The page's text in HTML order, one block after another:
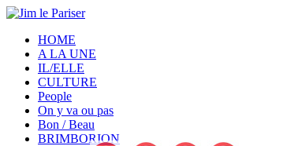
HOME
A LA UNE
IL/ELLE
CULTURE
People
On y va ou pas
Bon / Beau
BRIMBORION